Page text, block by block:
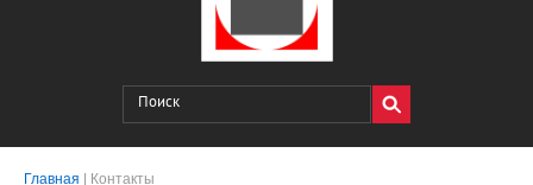
Главная | Контакты